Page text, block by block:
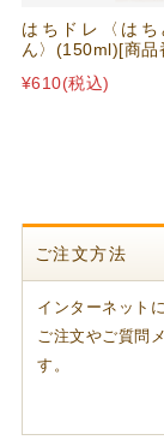
はちドレ〈はち
ん〉(150ml)[商品
¥610(税込)
ご注文方法
インターネット
ご注文やご質問
す。